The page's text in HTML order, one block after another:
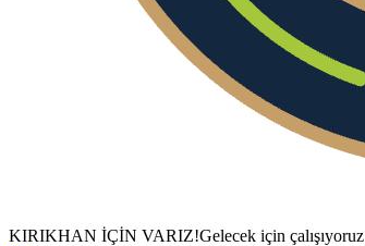
KIRIKHAN İÇİN VARIZ!Gelecek için çalışıyoruz